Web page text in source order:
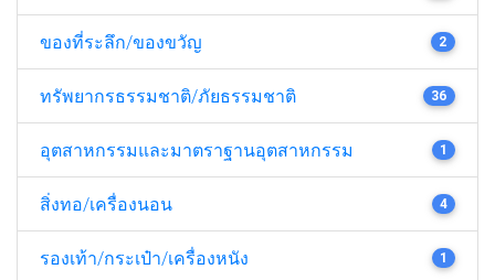
ของที่ระลึก/ของขวัญ 2
ทรัพยากรธรรมชาติ/ภัยธรรมชาติ 36
อุตสาหกรรมและมาตราฐานอุตสาหกรรม 1
สิ่งทอ/เครื่องนอน 4
รองเท้า/กระเป๋า/เครื่องหนัง 1